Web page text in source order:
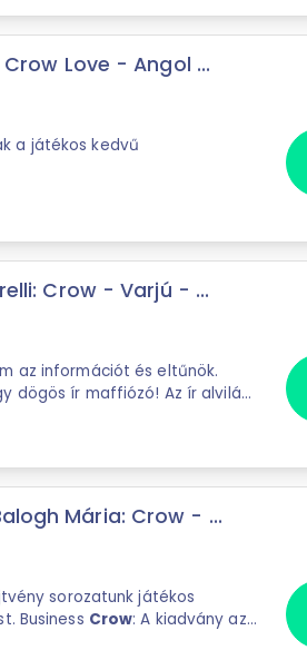
Love - Angol ...
a játékos kedvű
Crow - Varjú - ...
dögös ír maffiózó! Az ír alvilág
Mária: Crow - ...
Business Crow: A kiadvány az